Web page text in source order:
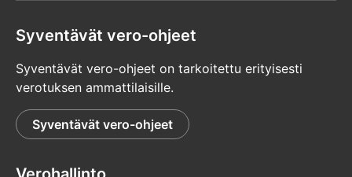
Syventävät vero-ohjeet
Syventävät vero-ohjeet on tarkoitettu erityisesti
verotuksen ammattilaisille.
Syventävät vero-ohjeet